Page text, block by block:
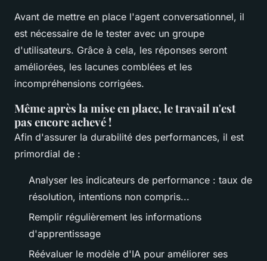
Avant de mettre en place l'agent conversationnel, il
est nécessaire de le tester avec un groupe
d'utilisateurs. Grâce à cela, les réponses seront
améliorées, les lacunes comblées et les
incompréhensions corrigées.
Même après la mise en place, le travail n'est
pas encore achevé !
Afin d'assurer la durabilité des performances, il est
primordial de :
Analyser les indicateurs de performance : taux de
résolution, intentions non compris...
Remplir régulièrement les informations
d'apprentissage
Réévaluer le modèle d'IA pour améliorer ses